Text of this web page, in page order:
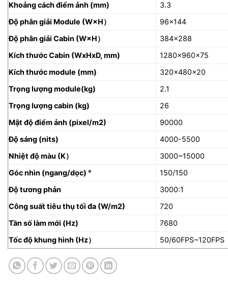
Khoảng cách điểm ảnh (mm)
3.3
Độ phân giải Module (W×H）
96×144
Độ phân giải Cabin (W×H）
384×288
Kích thước Cabin (WxHxD, mm)
1280x960x75
Kích thước module (mm)
320x480x20
Trọng lượng module(kg)
2.1
Trọng lượng cabin (kg)
26
Mật độ điểm ảnh (pixel/m2)
90000
Độ sáng (nits)
4000-5500
Nhiệt độ màu (K）
3000~15000
Góc nhìn (ngang/dọc) °
150/150
Độ tương phản
3000:1
Công suất tiêu thụ tối đa (W/m2)
720
Tần số làm mới (Hz)
7680
Tốc độ khung hình (Hz） 50/60FPS~120FPS